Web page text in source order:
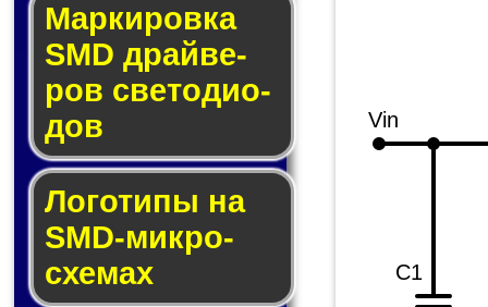
Маркировка
SMD драй­ве­
ров све­то­ди­о­
дов
Логотипы на
SMD-мик­ро­
схе­мах
Vin
C1